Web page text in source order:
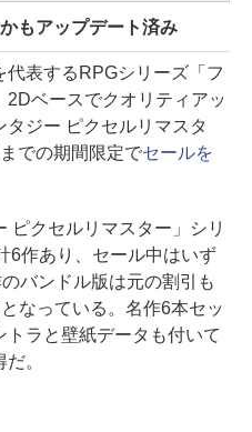
もアップデート済み
表するRPGシリーズ「フ
2Dベースでクオリティアッ
ジー ピクセルリマスタ
での期間限定でセールを
クセルリマスター」シリ
6作あり、セール中はいず
バンドル版は元の割引も
なっている。名作6本セッ
トラと壁紙データも付いて
。